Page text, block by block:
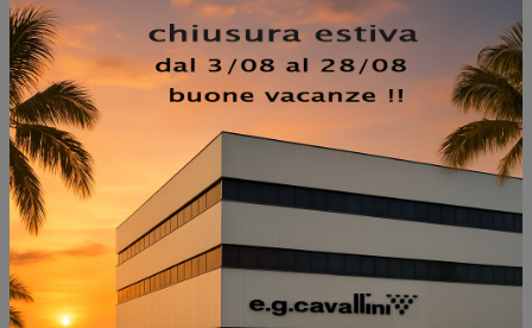
NON PERDERTI ANCHE: